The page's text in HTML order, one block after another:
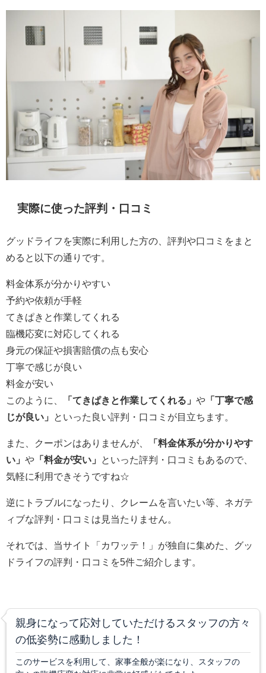
実際に使った評判・口コミ
グッドライフを実際に利用した方の、評判や口コミをまと
めると以下の通りです。
料金体系が分かりやすい
予約や依頼が手軽
てきぱきと作業してくれる
臨機応変に対応してくれる
身元の保証や損害賠償の点も安心
丁寧で感じが良い
料金が安い
このように、
「てきぱきと作業してくれる」 や 「丁寧で感
じが良い」
といった良い評判・口コミが目立ちます。
また、クーポンはありませんが、
「料金体系が分かりやす
い」 や 「料金が安い」
といった評判・口コミもあるので、
気軽に利用できそうですね☆
逆にトラブルになったり、クレームを言いたい等、ネガテ
ィブな評判・口コミは見当たりません。
それでは、当サイト「カワッテ！」が独自に集めた、グッ
ドライフの評判・口コミを5件ご紹介します。
親身になって応対していただけるスタッフの方々
の低姿勢に感動しました！
このサービスを利用して、家事全般が楽になり、スタッフの